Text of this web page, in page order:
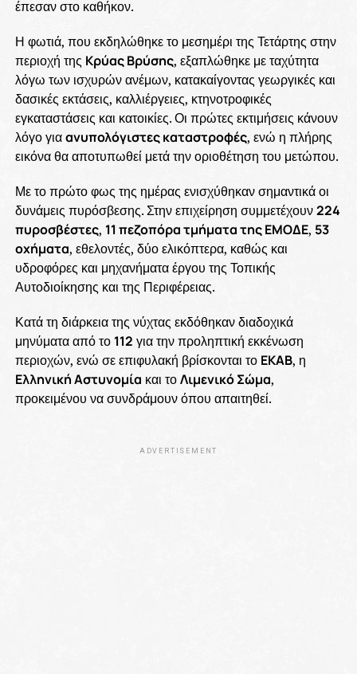
έπεσαν στο καθήκον.
Η φωτιά, που εκδηλώθηκε το μεσημέρι της Τετάρτης στην
περιοχή της Κρύας Βρύσης, εξαπλώθηκε με ταχύτητα
λόγω των ισχυρών ανέμων, κατακαίγοντας γεωργικές και
δασικές εκτάσεις, καλλιέργειες, κτηνοτροφικές
εγκαταστάσεις και κατοικίες. Οι πρώτες εκτιμήσεις κάνουν
λόγο γιαανυπολόγιστες καταστροφές, ενώ η πλήρης
εικόνα θα αποτυπωθεί μετά την οριοθέτηση του μετώπου.
Με το πρώτο φως της ημέρας ενισχύθηκαν σημαντικά οι
δυνάμεις πυρόσβεσης. Στην επιχείρηση συμμετέχουν224
πυροσβέστες, 11 πεζοπόρα τμήματα της ΕΜΟΔΕ, 53
οχήματα, εθελοντές, δύο ελικόπτερα, καθώς και
υδροφόρες και μηχανήματα έργου της Τοπικής
Αυτοδιοίκησης και της Περιφέρειας.
Κατά τη διάρκεια της νύχτας εκδόθηκαν διαδοχικά
μηνύματα από το 112 για την προληπτική εκκένωση
περιοχών, ενώ σε επιφυλακή βρίσκονται το ΕΚΑΒ, η
Ελληνική Αστυνομία και τοΛιμενικό Σώμα,
προκειμένου να συνδράμουν όπου απαιτηθεί.
ADVERTISEMENT